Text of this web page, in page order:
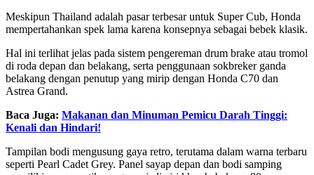
Meskipun Thailand adalah pasar terbesar untuk Super Cub, Honda
mempertahankan spek lama karena konsepnya sebagai bebek klasik.
Hal ini terlihat jelas pada sistem pengereman drum brake atau tromol
di roda depan dan belakang, serta penggunaan sokbreker ganda
belakang dengan penutup yang mirip dengan Honda C70 dan
Astrea Grand.
Baca Juga: Makanan dan Minuman Pemicu Darah Tinggi:
Kenali dan Hindari!
Tampilan bodi mengusung gaya retro, terutama dalam warna terbaru
seperti Pearl Cadet Grey. Panel sayap depan dan bodi samping